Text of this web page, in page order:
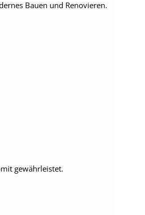
Bauen und Renovieren.
gewährleistet.